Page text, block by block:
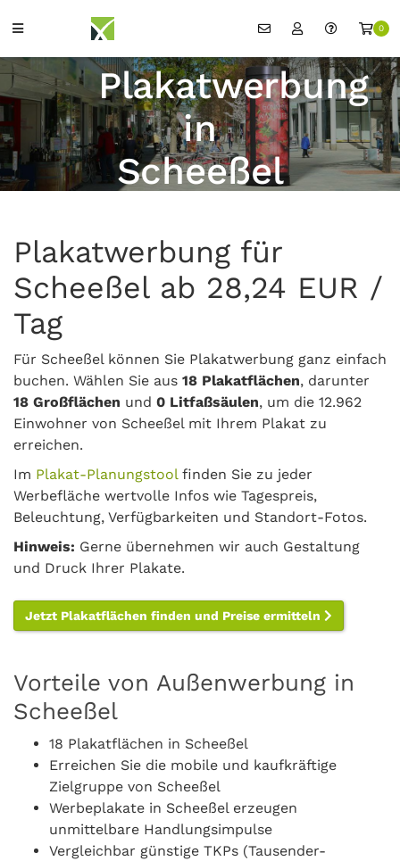
0
Plakatwerbung
in
Scheeßel
Plakatwerbung für
Scheeßel ab 28,24 EUR /
Tag
Für Scheeßel können Sie Plakatwerbung ganz einfach
buchen. Wählen Sie aus 18 Plakatflächen, darunter
18 Großflächen und 0 Litfaßsäulen, um die 12.962
Einwohner von Scheeßel mit Ihrem Plakat zu
erreichen.
Im Plakat-Planungstoolfinden Sie zu jeder
Werbefläche wertvolle Infos wie Tagespreis,
Beleuchtung, Verfügbarkeiten und Standort-Fotos.
Hinweis: Gerne übernehmen wir auch Gestaltung
und Druck Ihrer Plakate.
Jetzt Plakatflächen finden und Preise ermitteln
Vorteile von Außenwerbung in
Scheeßel
18 Plakatflächen in Scheeßel
Erreichen Sie die mobile und kaufkräftige
Zielgruppe von Scheeßel
Werbeplakate in Scheeßel erzeugen
unmittelbare Handlungsimpulse
Vergleichbar günstige TKPs (Tausender-